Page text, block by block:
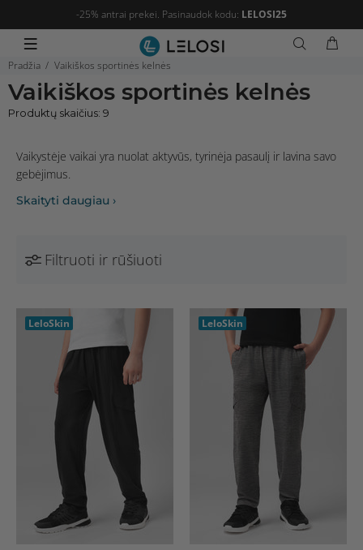
-25% antrai prekei. Pasinaudok kodu: LELOSI25
Pradžia Vaikiškos sportinės kelnės
Vaikiškos sportinės kelnės
Produktų skaičius: 9
Vaikystėje vaikai yra nuolat aktyvūs, tyrinėja pasaulį ir lavina savo
gebėjimus.
Filtruoti ir rūšiuoti
LeloSkin LeloSkin